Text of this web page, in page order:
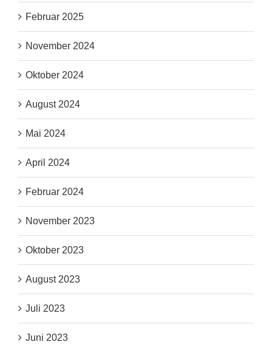
Februar 2025
November 2024
Oktober 2024
August 2024
Mai 2024
April 2024
Februar 2024
November 2023
Oktober 2023
August 2023
Juli 2023
Juni 2023